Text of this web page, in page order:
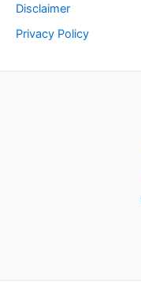
Disclaimer
Privacy Policy